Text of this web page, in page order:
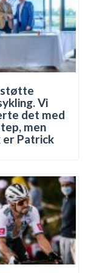
støtte
Vi
det med
men
er Patrick